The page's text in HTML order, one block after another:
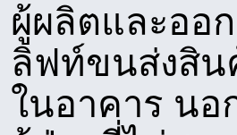
ผู้ผลิตและออ
ลิฟท์ขนส่งสิน
ในอาคาร น